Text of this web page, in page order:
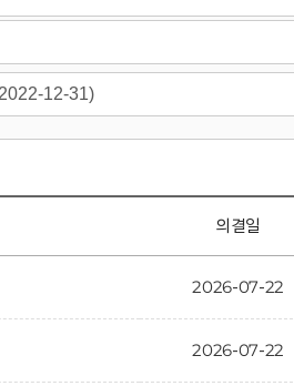
의결일
2026-07-22
2026-07-22